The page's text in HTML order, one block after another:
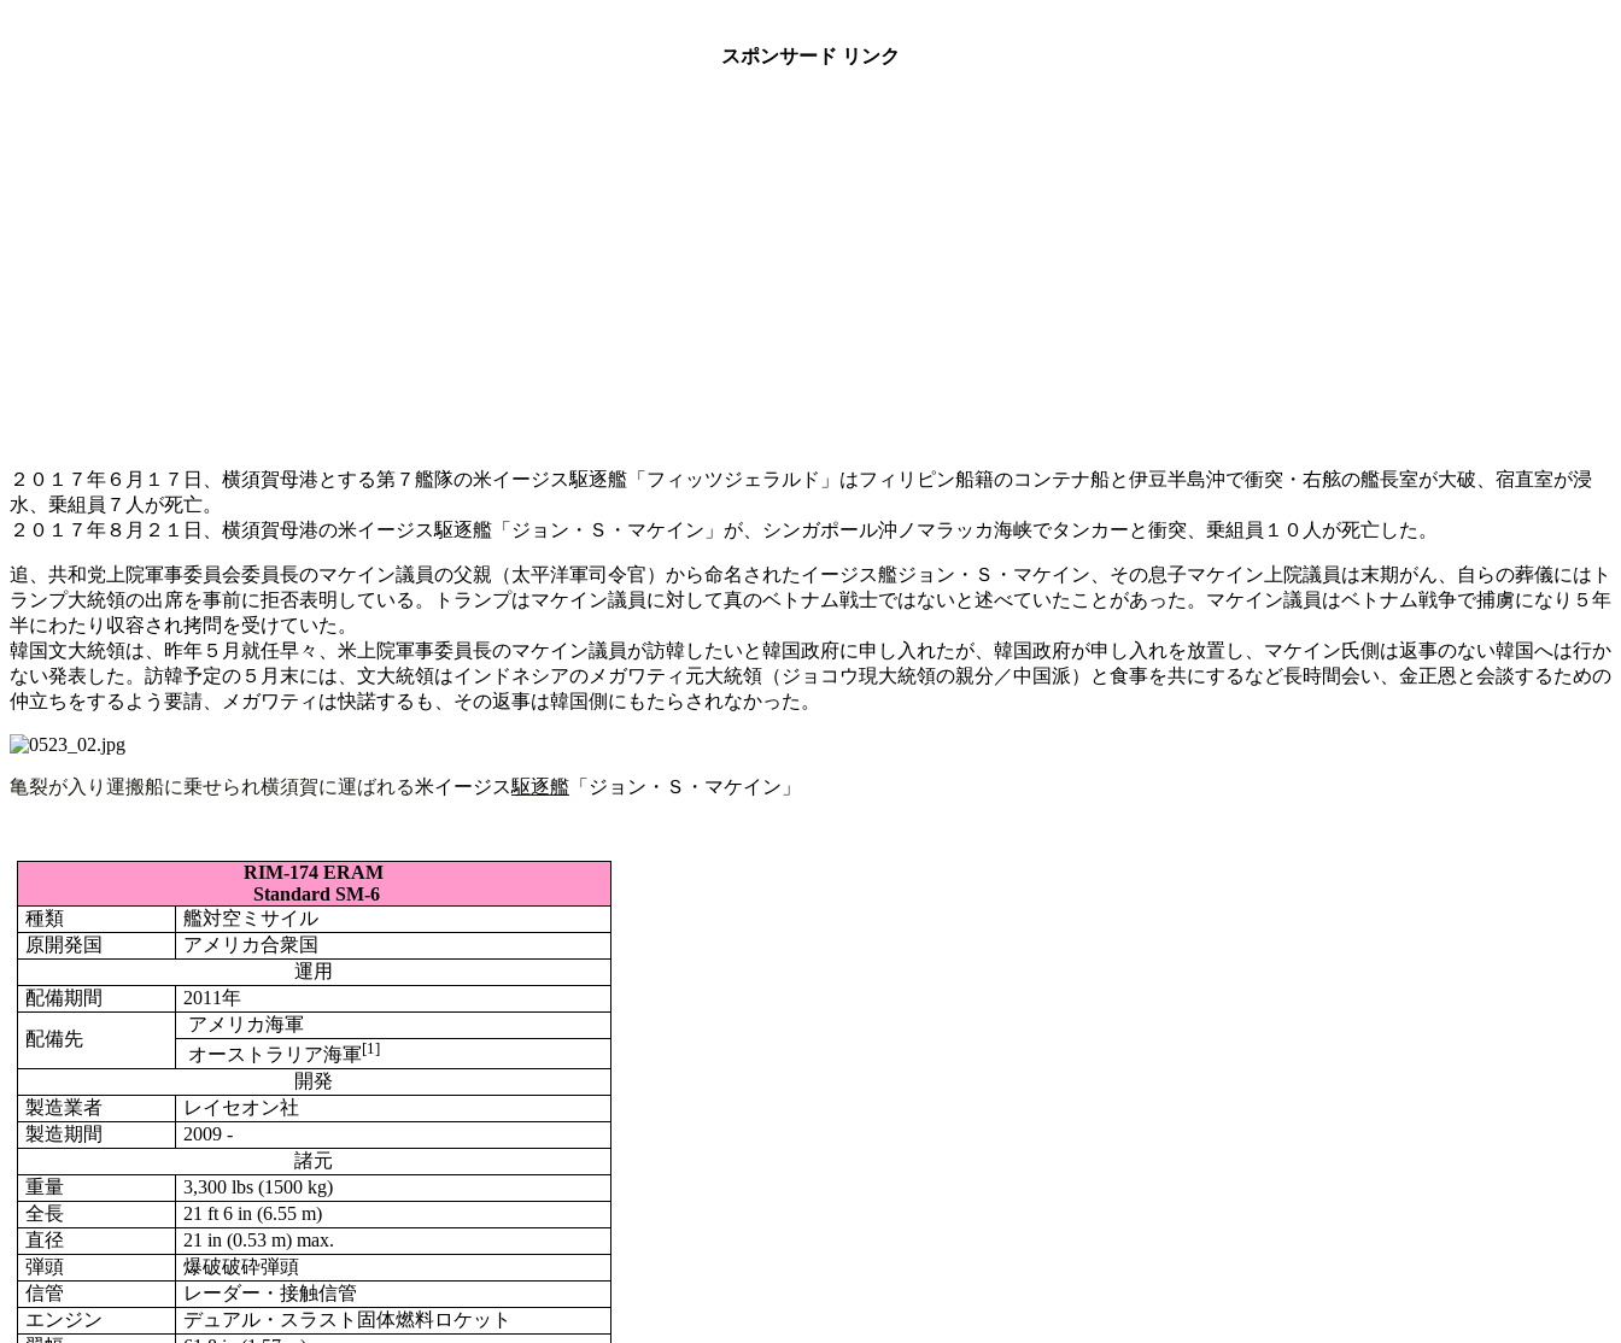
スポンサード リンク
２０１７年６月１７日、横須賀母港とする第７艦隊の米イージス駆逐艦「フィッツジェラルド」はフィリピン船籍のコンテナ船と伊豆半島沖で衝突・右舷の艦長室が大破、宿直室が浸
水、乗組員７人が死亡。
２０１７年８月２１日、横須賀母港の米イージス駆逐艦「ジョン・Ｓ・マケイン」が、シンガポール沖ノマラッカ海峡でタンカーと衝突、乗組員１０人が死亡した。
追、共和党上院軍事委員会委員長のマケイン議員の父親（太平洋軍司令官）から命名されたイージス艦ジョン・Ｓ・マケイン、その息子マケイン上院議員は末期がん、自らの葬儀にはト
ランプ大統領の出席を事前に拒否表明している。トランプはマケイン議員に対して真のベトナム戦士ではないと述べていたことがあった。マケイン議員はベトナム戦争で捕虜になり５年
半にわたり収容され拷問を受けていた。
韓国文大統領は、昨年５月就任早々、米上院軍事委員長のマケイン議員が訪韓したいと韓国政府に申し入れたが、韓国政府が申し入れを放置し、マケイン氏側は返事のない韓国へは行か
ない発表した。訪韓予定の５月末には、文大統領はインドネシアのメガワティ元大統領（ジョコウ現大統領の親分／中国派）と食事を共にするなど長時間会い、金正恩と会談するための
仲立ちをするよう要請、メガワティは快諾するも、その返事は韓国側にもたらされなかった。
亀裂が入り運搬船に乗せられ横須賀に運ばれる米イージス駆逐艦 「ジョン・Ｓ・マケイン」
RIM-174 ERAM
Standard SM-6
種類
艦対空ミサイル
原開発国
アメリカ合衆国
運用
配備期間
2011年
配備先
アメリカ海軍
オーストラリア海軍[1]
開発
製造業者
レイセオン社
製造期間
2009 -
諸元
重量
3,300 lbs (1500 kg)
全長
21 ft 6 in (6.55 m)
直径
21 in (0.53 m) max.
弾頭
爆破破砕弾頭
信管
レーダー・接触信管
エンジン
デュアル・スラスト固体燃料ロケット